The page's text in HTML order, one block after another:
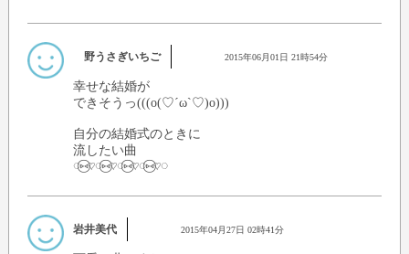
野うさぎいちご 2015年06月01日 21時54分
幸せな結婚が
できそうっ(((o(♡´ω`♡)o)))
自分の結婚式のときに
流したい曲
◌⑅⃝♡◌⑅⃝♡◌⑅⃝♡◌⑅⃝♡◌
岩井美代 2015年04月27日 02時41分